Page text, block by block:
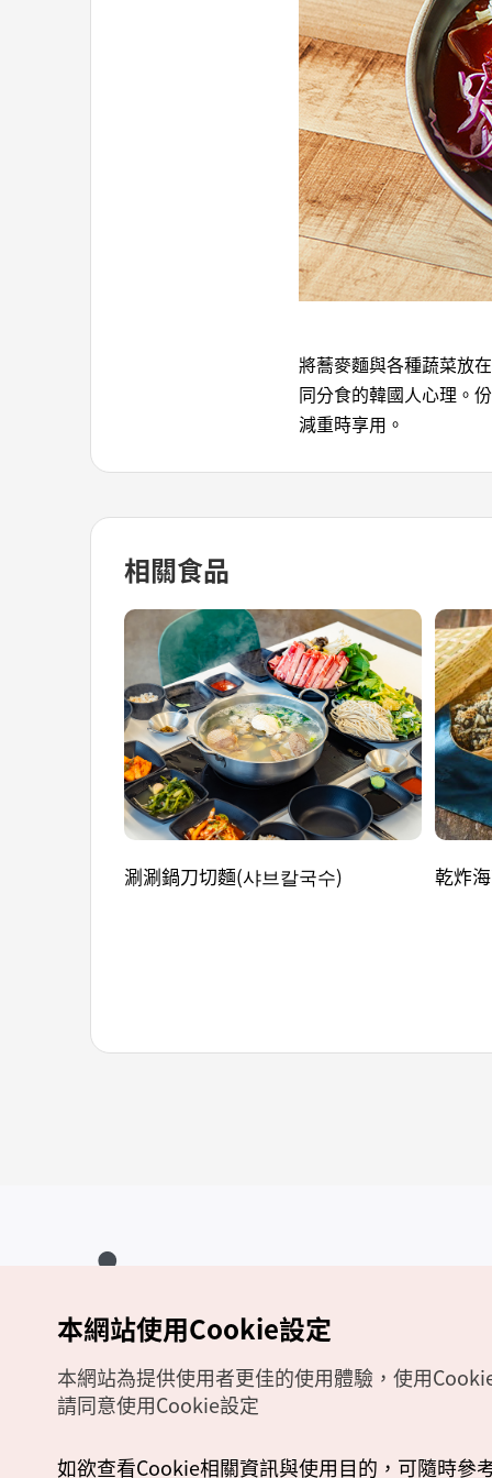
將蕎麥麵與各種蔬菜放
同分食的韓國人心理。
減重時享用。
相關食品
涮涮鍋刀切麵(샤브칼국수) 乾炸
Copyrights (c) 韓國觀光公社版權所有
如有相關疑問或建議，歡迎來信至官方信箱
本網站使用Cookie設定
本網站為提供使用者更佳的使用體驗，使用
請同意使用Cookie設定
如欲查看Cookie相關資訊與使用目的，可隨時參